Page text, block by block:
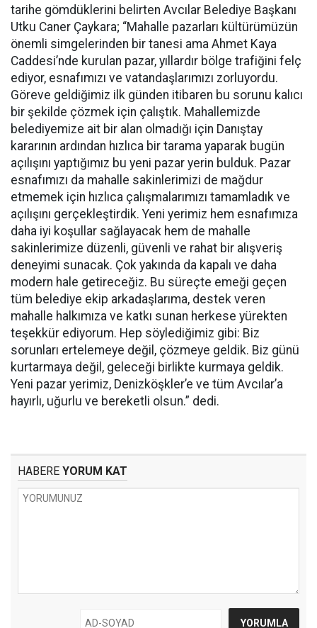
tarihe gömdüklerini belirten Avcılar Belediye Başkanı
Utku Caner Çaykara; “Mahalle pazarları kültürümüzün
önemli simgelerinden bir tanesi ama Ahmet Kaya
Caddesi’nde kurulan pazar, yıllardır bölge trafiğini felç
ediyor, esnafımızı ve vatandaşlarımızı zorluyordu.
Göreve geldiğimiz ilk günden itibaren bu sorunu kalıcı
bir şekilde çözmek için çalıştık. Mahallemizde
belediyemize ait bir alan olmadığı için Danıştay
kararının ardından hızlıca bir tarama yaparak bugün
açılışını yaptığımız bu yeni pazar yerin bulduk. Pazar
esnafımızı da mahalle sakinlerimizi de mağdur
etmemek için hızlıca çalışmalarımızı tamamladık ve
açılışını gerçekleştirdik. Yeni yerimiz hem esnafımıza
daha iyi koşullar sağlayacak hem de mahalle
sakinlerimize düzenli, güvenli ve rahat bir alışveriş
deneyimi sunacak. Çok yakında da kapalı ve daha
modern hale getireceğiz. Bu süreçte emeği geçen
tüm belediye ekip arkadaşlarıma, destek veren
mahalle halkımıza ve katkı sunan herkese yürekten
teşekkür ediyorum. Hep söylediğimiz gibi: Biz
sorunları ertelemeye değil, çözmeye geldik. Biz günü
kurtarmaya değil, geleceği birlikte kurmaya geldik.
Yeni pazar yerimiz, Denizköşkler’e ve tüm Avcılar’a
hayırlı, uğurlu ve bereketli olsun.” dedi.
HABERE YORUM KAT